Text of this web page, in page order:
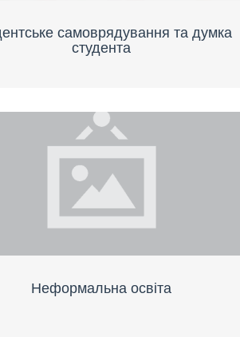
самоврядування та думка
студента
Неформальна освіта